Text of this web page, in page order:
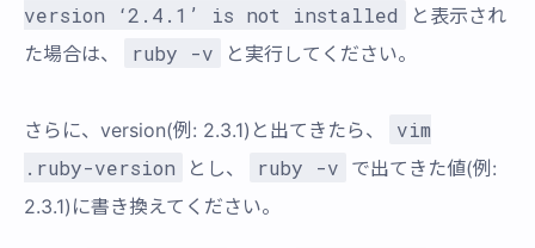
version ‘2.4.1’ is not installed
と表示され
た場合は、
ruby -v と実行してください。
さらに、version(例: 2.3.1)と出てきたら、
vim
.ruby-version
とし、 ruby -v で出てきた値(例:
2.3.1)に書き換えてください。